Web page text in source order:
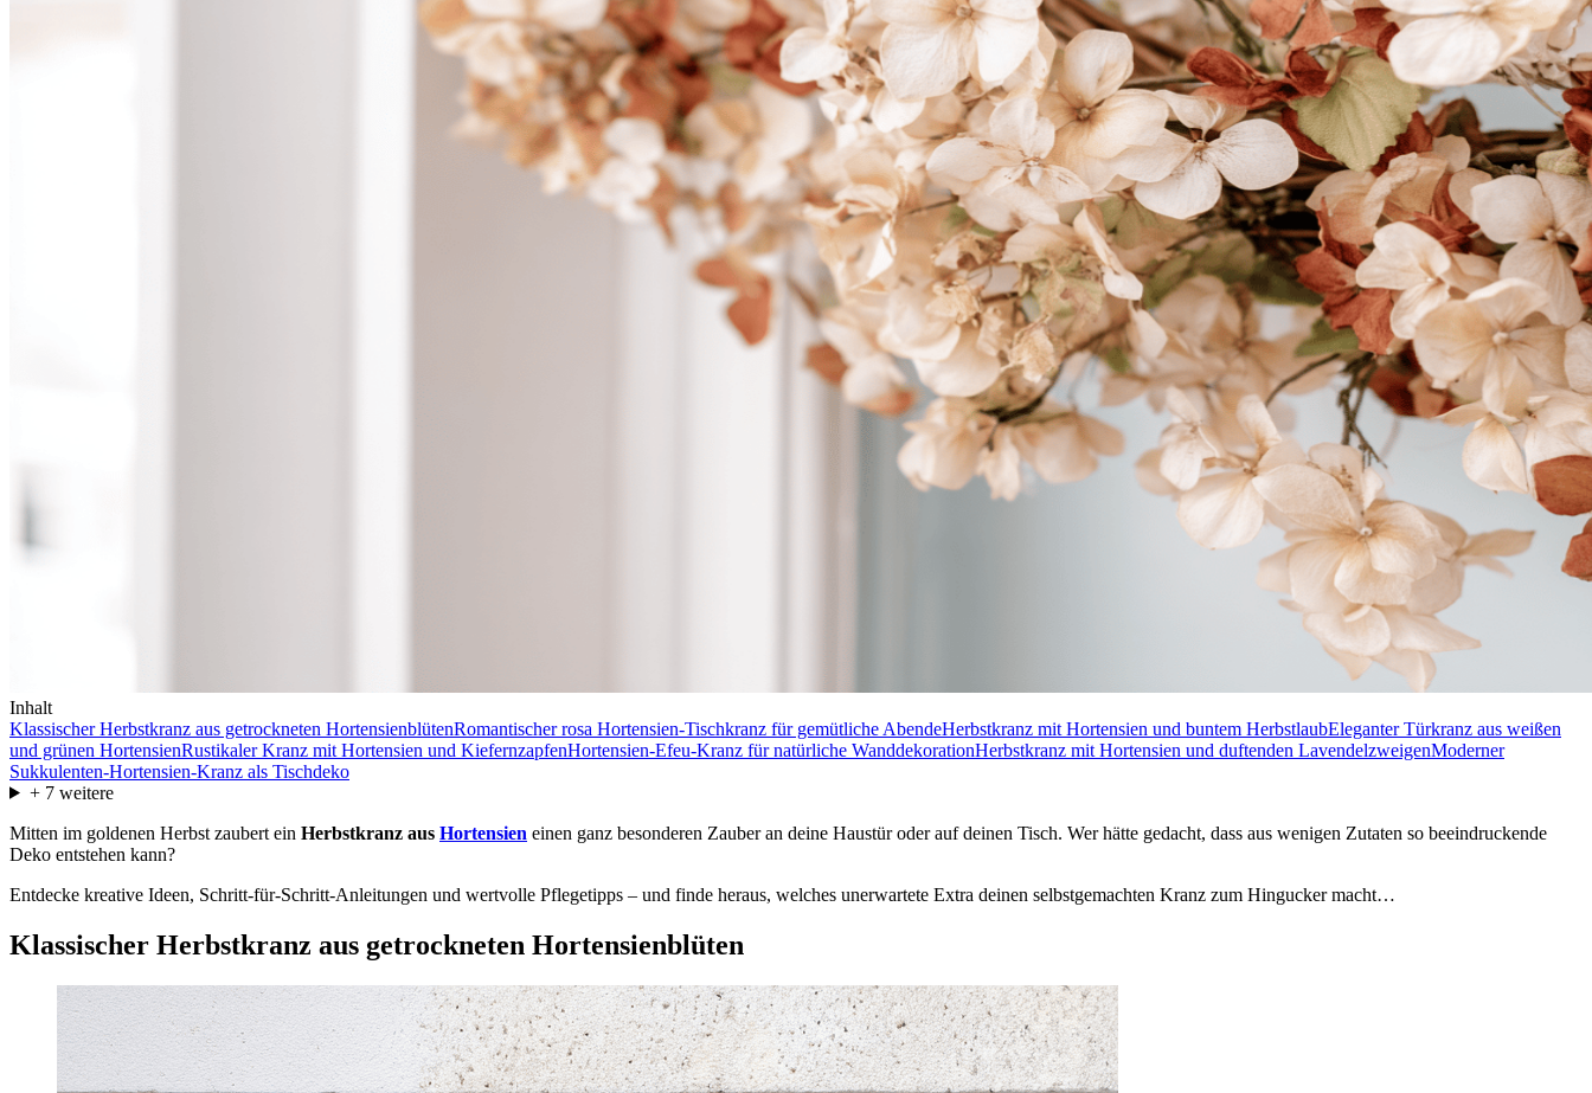
Inhalt
Klassischer Herbstkranz aus getrockneten HortensienblütenRomantischer rosa Hortensien-Tischkranz für gemütliche AbendeHerbstkranz mit Hortensien und buntem HerbstlaubEleganter Türkranz aus weißen
und grünen HortensienRustikaler Kranz mit Hortensien und KiefernzapfenHortensien-Efeu-Kranz für natürliche WanddekorationHerbstkranz mit Hortensien und duftenden LavendelzweigenModerner
Sukkulenten-Hortensien-Kranz als Tischdeko
+ 7weitere
Mitten im goldenen Herbst zaubert ein Herbstkranz aus Hortensien einen ganz besonderen Zauber an deine Haustür oder auf deinen Tisch. Wer hätte gedacht, dass aus wenigen Zutaten so beeindruckende
Deko entstehen kann?
Entdecke kreative Ideen, Schritt-für-Schritt-Anleitungen und wertvolle Pflegetipps – und finde heraus, welches unerwartete Extra deinen selbstgemachten Kranz zum Hingucker macht…
Klassischer Herbstkranz aus getrockneten Hortensienblüten